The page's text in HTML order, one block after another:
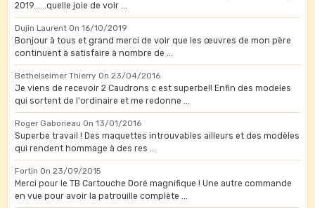
2019......quelle joie de voir ...
Dujin Laurent On 16/10/2019
Bonjour à tous et grand merci de voir que les œuvres de mon père
continuent à satisfaire à nombre de ...
Bethelseimer Thierry On 23/04/2016
Je viens de recevoir 2 Caudrons c est superbe!! Enfin des modeles
qui sortent de l'ordinaire et me redonne ...
Roger Gaborieau On 13/01/2016
Superbe travail ! Des maquettes introuvables ailleurs et des modèles
qui rendent hommage à des res ...
Fortin On 23/09/2015
Merci pour le TB Cartouche Doré magnifique ! Une autre commande
en vue pour avoir la patrouille complète ...